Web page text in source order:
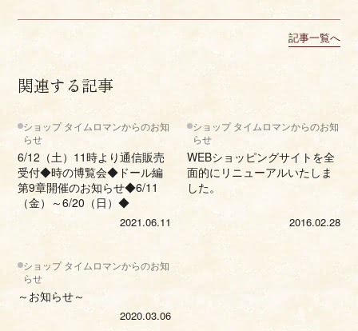
記事一覧へ
関連する記事
ショップ タイムロマンからのお知
らせ
6/12（土）11時より通信販売
受付◆時の博覧会◆ドール編
第9章開催のお知らせ◆6/11
（金）～6/20（日）◆
2021.06.11
ショップ タイムロマンからのお知
らせ
WEBショッピングサイトを全
面的にリニューアルいたしま
した。
2016.02.28
ショップ タイムロマンからのお知
らせ
～お知らせ～
2020.03.06